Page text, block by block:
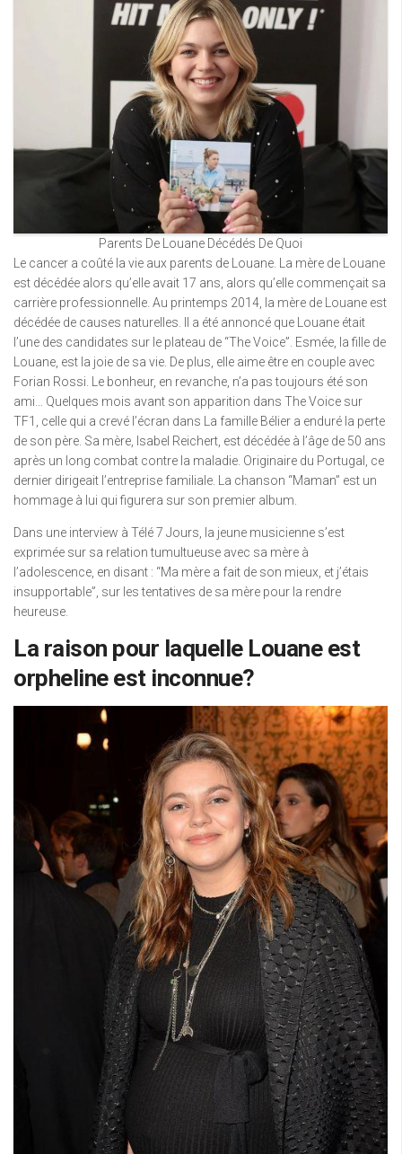
Parents De Louane Décédés De Quoi
Le cancer a coûté la vie aux parents de Louane. La mère de Louane
est décédée alors qu’elle avait 17 ans, alors qu’elle commençait sa
carrière professionnelle. Au printemps 2014, la mère de Louane est
décédée de causes naturelles. Il a été annoncé que Louane était
l’une des candidates sur le plateau de “The Voice”. Esmée, la fille de
Louane, est la joie de sa vie. De plus, elle aime être en couple avec
Forian Rossi. Le bonheur, en revanche, n’a pas toujours été son
ami… Quelques mois avant son apparition dans The Voice sur
TF1, celle qui a crevé l’écran dans La famille Bélier a enduré la perte
de son père. Sa mère, Isabel Reichert, est décédée à l’âge de 50 ans
après un long combat contre la maladie. Originaire du Portugal, ce
dernier dirigeait l’entreprise familiale. La chanson “Maman” est un
hommage à lui qui figurera sur son premier album.
Dans une interview à Télé 7 Jours, la jeune musicienne s’est
exprimée sur sa relation tumultueuse avec sa mère à
l’adolescence, en disant : “Ma mère a fait de son mieux, et j’étais
insupportable”, sur les tentatives de sa mère pour la rendre
heureuse.
La raison pour laquelle Louane est
orpheline est inconnue?